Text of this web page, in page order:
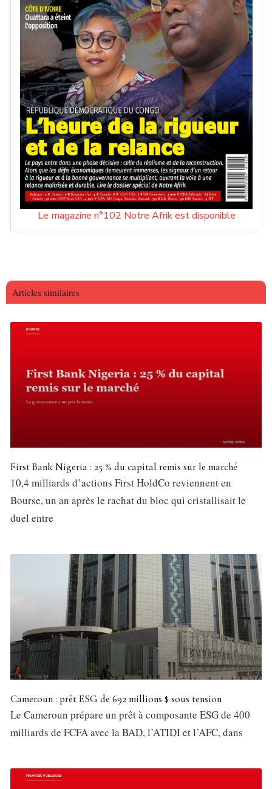
Le magazine n°102 Notre Afrik est disponible
Articles similaires
First Bank Nigeria : 25 % du capital remis sur le marché
10,4 milliards d’actions First HoldCo reviennent en
Bourse, un an après le rachat du bloc qui cristallisait le
duel entre
Cameroun : prêt ESG de 692 millions $ sous tension
Le Cameroun prépare un prêt à composante ESG de 400
milliards de FCFA avec la BAD, l’ATIDI et l’AFC, dans